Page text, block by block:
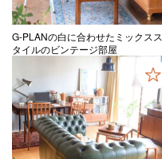
G-PLANの白に合わせたミックスス
タイルのビンテージ部屋